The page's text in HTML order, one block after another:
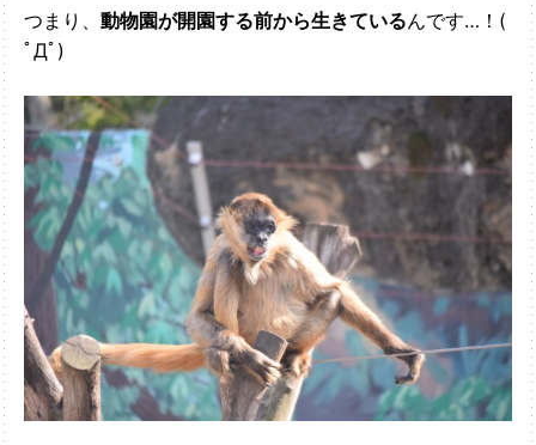
つまり、 動物園が開園する前から生きているんです…！(
ﾟДﾟ)